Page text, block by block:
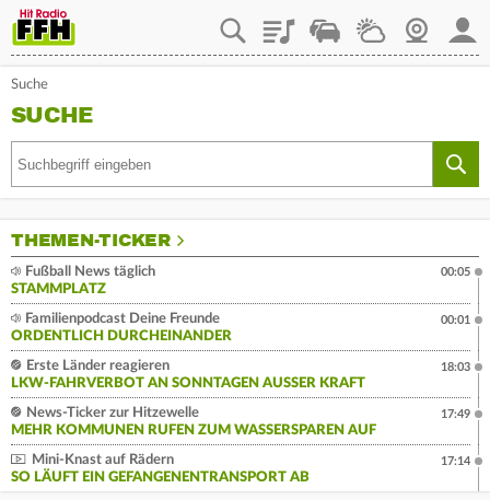
PlaylistStaupilotWetterWebcam
Suche
SUCHE
THEMEN-TICKER
Fußball News täglich
STAMMPLATZ
00:05
Familienpodcast Deine Freunde
ORDENTLICH DURCHEINANDER
00:01
Erste Länder reagieren
LKW-FAHRVERBOT AN SONNTAGEN AUSSER KRAFT
18:03
News-Ticker zur Hitzewelle
MEHR KOMMUNEN RUFEN ZUM WASSERSPAREN AUF
17:49
Mini-Knast auf Rädern
SO LÄUFT EIN GEFANGENENTRANSPORT AB
17:14